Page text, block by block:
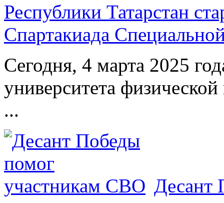
Республики Татарстан
Спартакиада
Сегодня, 4 марта 2025
университета
...
Десант